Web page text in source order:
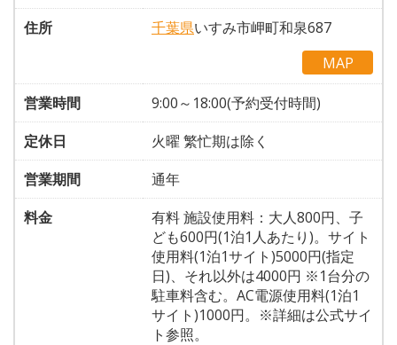
住所
千葉県いすみ市岬町和泉687
MAP
営業時間
9:00～18:00(予約受付時間)
定休日
火曜 繁忙期は除く
営業期間
通年
料金
有料 施設使用料：大人800円、子
ども600円(1泊1人あたり)。サイト
使用料(1泊1サイト)5000円(指定
日)、それ以外は4000円 ※1台分の
駐車料含む。AC電源使用料(1泊1
サイト)1000円。※詳細は公式サイ
ト参照。